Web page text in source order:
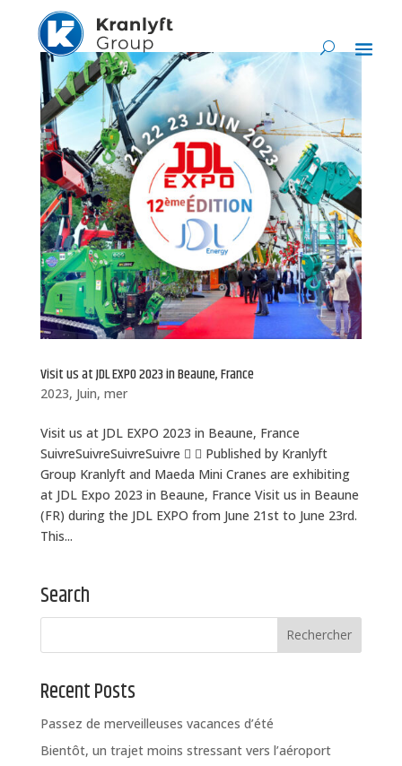
Visit us at JDL EXPO 2023 in Beaune, France
2023, Juin, mer
Visit us at JDL EXPO 2023 in Beaune, France
SuivreSuivreSuivreSuivre   Published by Kranlyft
Group Kranlyft and Maeda Mini Cranes are exhibiting
at JDL Expo 2023 in Beaune, France Visit us in Beaune
(FR) during the JDL EXPO from June 21st to June 23rd.
This...
Search
Recent Posts
Passez de merveilleuses vacances d’été
Bientôt, un trajet moins stressant vers l’aéroport